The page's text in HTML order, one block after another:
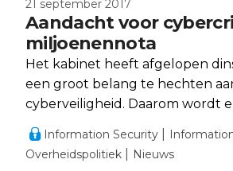
21 september 2017
Aandacht voor
miljoenennota
Het kabinet heeft afgelopen
een groot belang te hechten
cyberveiligheid. Daarom wordt
euro beschikbaar gesteld voor
vanaf 2018.
Information Security
Overheidspolitiek
Nieuws